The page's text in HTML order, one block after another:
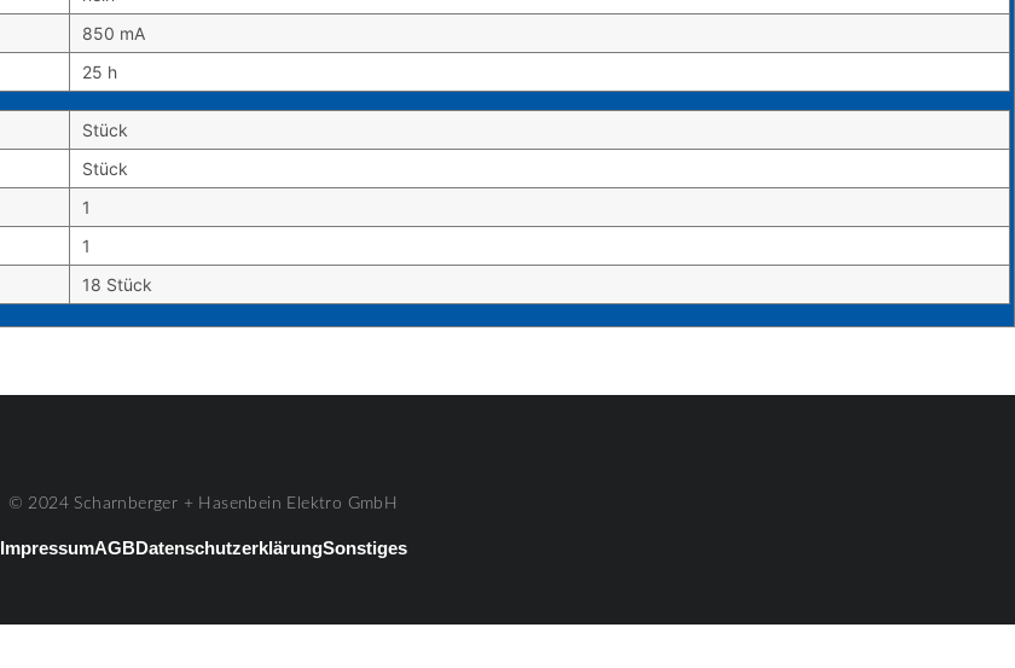
850 mA
25 h
Stück
Stück
1
1
18 Stück
© 2024 Scharnberger + Hasenbein Elektro GmbH
ImpressumAGBDatenschutzerklärungSonstiges